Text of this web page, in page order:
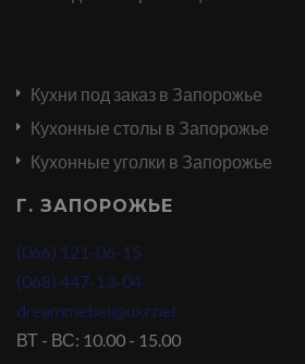
Кухни под заказ в Запорожье
Кухонные столы в Запорожье
Кухонные уголки в Запорожье
Г. ЗАПОРОЖЬЕ
(066) 121-06-15
(068) 447-13-04
dreammebel@ukr.net
ВТ - ВС: 10.00 - 15.00